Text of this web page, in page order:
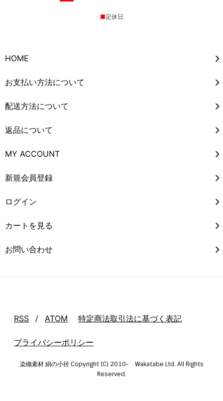
■定休日
HOME
お支払い方法について
配送方法について
返品について
MY ACCOUNT
新規会員登録
ログイン
カートを見る
お問い合わせ
RSS / ATOM 特定商法取引法に基づく表記
プライバシーポリシー
染織素材 絹の小径 Copyright (C) 2010- Wakatabe Ltd. All Rights
Reserved.